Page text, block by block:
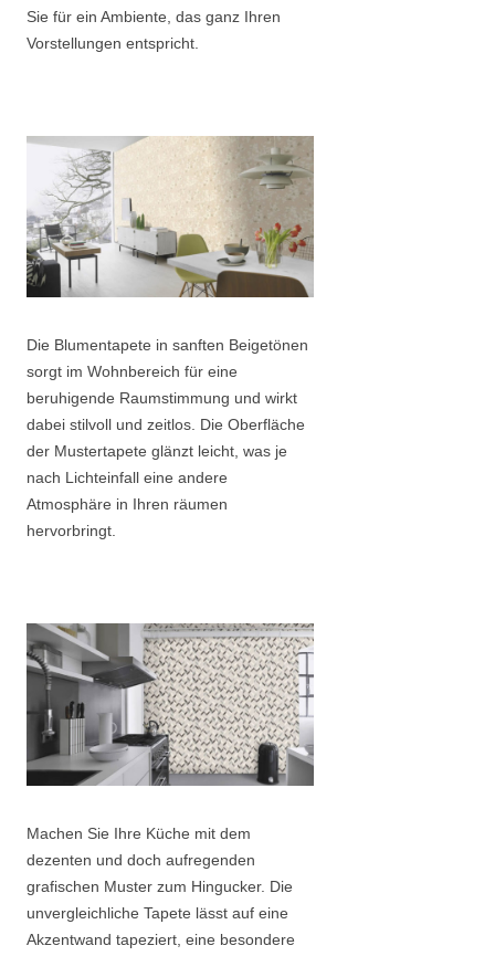
Sie für ein Ambiente, das ganz Ihren
Vorstellungen entspricht.
Die Blumentapete in sanften Beigetönen
sorgt im Wohnbereich für eine
beruhigende Raumstimmung und wirkt
dabei stilvoll und zeitlos. Die Oberfläche
der Mustertapete glänzt leicht, was je
nach Lichteinfall eine andere
Atmosphäre in Ihren räumen
hervorbringt.
Machen Sie Ihre Küche mit dem
dezenten und doch aufregenden
grafischen Muster zum Hingucker. Die
unvergleichliche Tapete lässt auf eine
Akzentwand tapeziert, eine besondere